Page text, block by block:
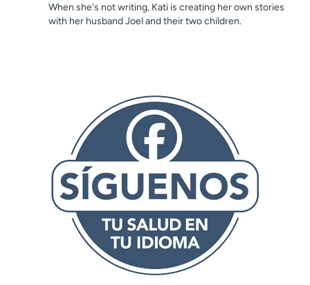
When she's not writing, Kati is creating her own stories
with her husband Joel and their two children.